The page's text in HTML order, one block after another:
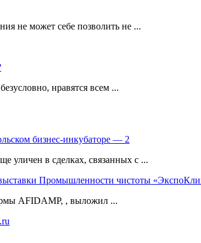
не может себе позволить не ...
нравятся всем ...
бизнес-инкубаторе — 2
уличен в сделках, связанных с ...
Промышленности чистоты
AFIDAMP, , выложил ...